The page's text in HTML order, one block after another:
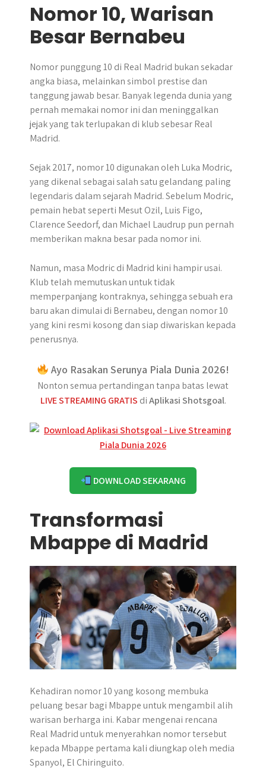
Nomor 10, Warisan
Besar Bernabeu
Nomor punggung 10 di Real Madrid bukan sekadar
angka biasa, melainkan simbol prestise dan
tanggung jawab besar. Banyak legenda dunia yang
pernah memakai nomor ini dan meninggalkan
jejak yang tak terlupakan di klub sebesar Real
Madrid.
Sejak 2017, nomor 10 digunakan oleh Luka Modric,
yang dikenal sebagai salah satu gelandang paling
legendaris dalam sejarah Madrid. Sebelum Modric,
pemain hebat seperti Mesut Ozil, Luis Figo,
Clarence Seedorf, dan Michael Laudrup pun pernah
memberikan makna besar pada nomor ini.
Namun, masa Modric di Madrid kini hampir usai.
Klub telah memutuskan untuk tidak
memperpanjang kontraknya, sehingga sebuah era
baru akan dimulai di Bernabeu, dengan nomor 10
yang kini resmi kosong dan siap diwariskan kepada
penerusnya.
Ayo Rasakan Serunya Piala Dunia 2026!
Nonton semua pertandingan tanpa batas lewat
LIVE STREAMING GRATIS diAplikasi Shotsgoal.
DOWNLOAD SEKARANG
Transformasi
Mbappe di Madrid
Kehadiran nomor 10 yang kosong membuka
peluang besar bagi Mbappe untuk mengambil alih
warisan berharga ini. Kabar mengenai rencana
Real Madrid untuk menyerahkan nomor tersebut
kepada Mbappe pertama kali diungkap oleh media
Spanyol, El Chiringuito.